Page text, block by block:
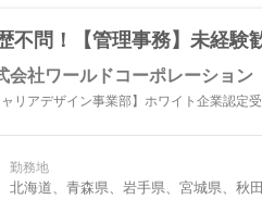
不問！【管理事務】未経
会社ワールドコーポレーション
ャリアデザイン事業部】ホワイト企業認定
勤務地
北海道、青森県、岩手県、宮城県、秋